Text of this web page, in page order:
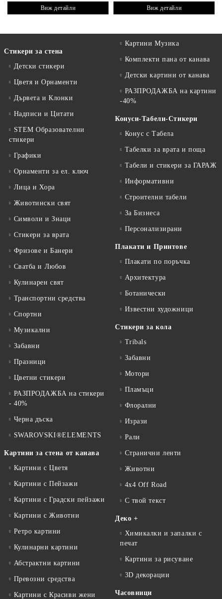
Виж детайли Виж детайли
Стикери за стена
Детски стикери
Цветя и Орнаменти
Дървета и Клонки
Надписи и Цитати
STEM Образователни
стикери
Графики
Орнаменти за ел. ключ
Лица и Хора
Животински свят
Символи и Знаци
Стикери за врата
Фризове и Банери
Сватба и Любов
Кулинарен свят
Транспортни средства
Спортни
Музикални
Забавни
Празници
Цветни стикери
РАЗПРОДАЖБА на стикери
- 40%
Черна дъска
SWAROVSKI®ELEMENTS
Картини за стена от канава
Картини с Цветя
Картини с Пейзажи
Картини с Градски пейзажи
Картини с Животни
Ретро картини
Кулинарни картини
Абстрактни картини
Превозни средства
Картини с Красиви жени
Картини Музика
Комплекти пана от канава
Детски картини от канава
РАЗПРОДАЖБА на картини
-40%
Конуси-Табели-Стикери
Конус с Табела
Табелки за врата и поща
Табели и стикери за ГАРАЖ
Информативни
Строителни табели
За Бизнеса
Персонализирани
Плакати и Принтове
Плакати по поръчка
Архитектура
Ботанически
Известни художници
Стикери за кола
Tribals
Забавни
Мотори
Пламъци
Флорални
Изрази
Рали
Странични ленти
Животни
4x4 Off Road
С твой текст
Деко +
Химикалки и запалки с
печат
Картини за рисуване
3D декорации
Часовници